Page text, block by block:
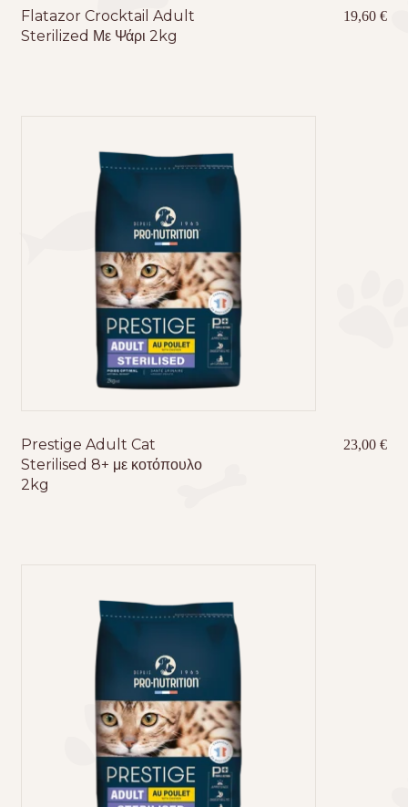
Flatazor Crocktail Adult
Sterilized Με Ψάρι 2kg
19,60€
Prestige Adult Cat
Sterilised 8+ με κοτόπουλο
2kg
23,00€